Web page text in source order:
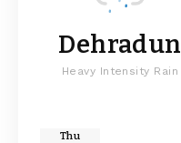
Dehradun
Heavy Intensity Rain
Thu